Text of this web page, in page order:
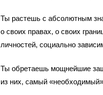
Ты растешь с абсолютным
о своих правах, о своих
личностей, социально
Ты обретаешь мощнейшие
из них, самый